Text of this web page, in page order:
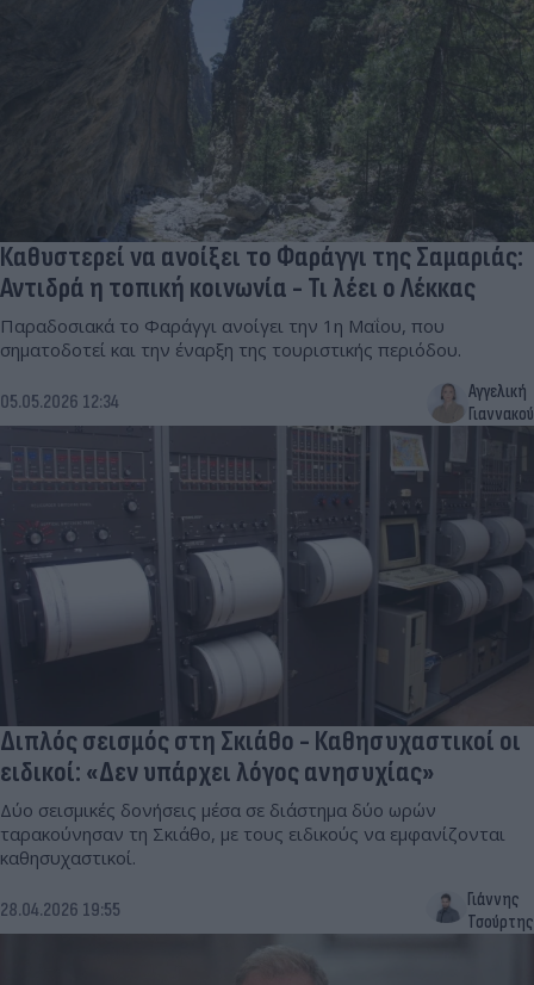
Καθυστερεί να ανοίξει το Φαράγγι της Σαμαριάς:
Αντιδρά η τοπική κοινωνία - Τι λέει ο Λέκκας
Παραδοσιακά το Φαράγγι ανοίγει την 1η Μαΐου, που
σηματοδοτεί και την έναρξη της τουριστικής περιόδου.
05.05.2026 12:34
Αγγελική
Γιαννακού
Διπλός σεισμός στη Σκιάθο - Καθησυχαστικοί οι
ειδικοί: «Δεν υπάρχει λόγος ανησυχίας»
Δύο σεισμικές δονήσεις μέσα σε διάστημα δύο ωρών
ταρακούνησαν τη Σκιάθο, με τους ειδικούς να εμφανίζονται
καθησυχαστικοί.
28.04.2026 19:55
Γιάννης
Τσούρτης